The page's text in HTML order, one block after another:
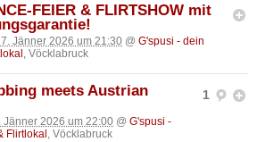
FEIER & FLIRTSHOW mit
Jänner 2026 um 21:30 @ G'spusi - dein
, Vöcklabruck
1
meets Austrian
Jänner 2026 um 22:00 @ G'spusi -
Flirtlokal , Vöcklabruck